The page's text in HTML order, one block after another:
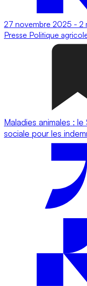
27 novembre 2025 - 2
Presse Politique
Maladies animales :
sociale pour les